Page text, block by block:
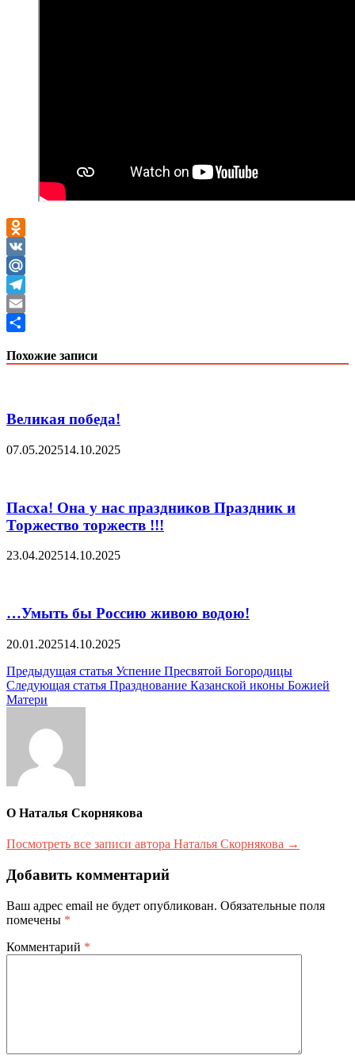
Odnoklassniki
VK
Mail.Ru
Telegram
Email
Похожие записи
Великая победа!
07.05.202514.10.2025
Пасха! Она у нас праздников Праздник и
Торжество торжеств !!!
23.04.202514.10.2025
…Умыть бы Россию живою водою!
20.01.202514.10.2025
Навигация
по
Предыдущая статья Успение Пресвятой Богородицы
Следующая статья Празднование Казанской иконы Божией
Матери
О Наталья Скорнякова
Посмотреть все записи автора Наталья Скорнякова →
Добавить комментарий
Ваш адрес email не будет опубликован. Обязательные поля
помечены *
Комментарий *